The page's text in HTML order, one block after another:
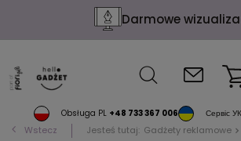
Darmowe
Obsługa PL +48 733 367 006 Сервіс
Wstecz Jesteś tutaj: Gadżety reklamowe